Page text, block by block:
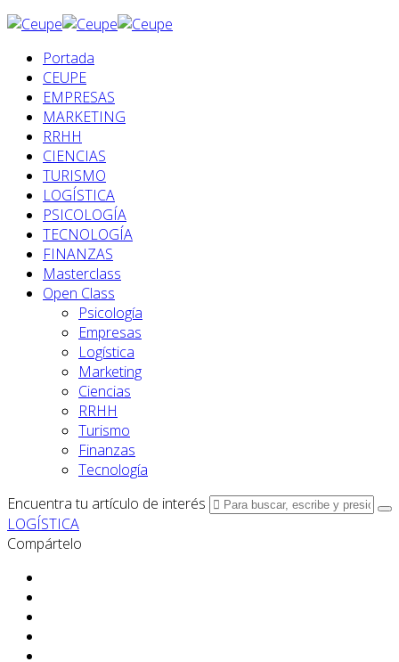
Portada
CEUPE
EMPRESAS
MARKETING
RRHH
CIENCIAS
TURISMO
LOGÍSTICA
PSICOLOGÍA
TECNOLOGÍA
FINANZAS
Masterclass
Open Class
Psicología
Empresas
Logística
Marketing
Ciencias
RRHH
Turismo
Finanzas
Tecnología
Encuentra tu artículo de interés
LOGÍSTICA
Compártelo